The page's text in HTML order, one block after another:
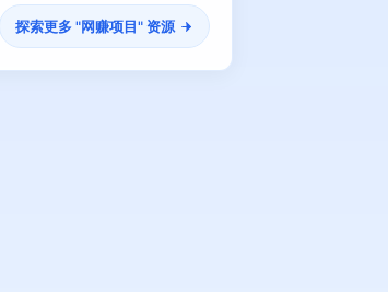
探索更多 "网赚项目" 资源